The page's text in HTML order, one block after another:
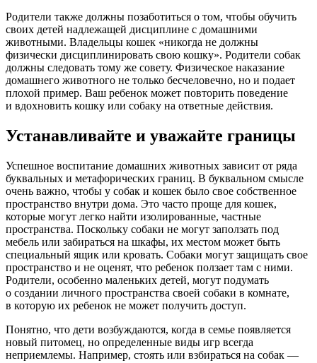
Родители также должны позаботиться о том, чтобы обучить
своих детей надлежащей дисциплине с домашними
животными. Владельцы кошек «никогда не должны
физически дисциплинировать свою кошку». Родители собак
должны следовать тому же совету. Физическое наказание
домашнего животного не только бесчеловечно, но и подает
плохой пример. Ваш ребенок может повторить поведение
и вдохновить кошку или собаку на ответные действия.
Устанавливайте и уважайте границы
Успешное воспитание домашних животных зависит от ряда
буквальных и метафорических границ. В буквальном смысле
очень важно, чтобы у собак и кошек было свое собственное
пространство внутри дома. Это часто проще для кошек,
которые могут легко найти изолированные, частные
пространства. Поскольку собаки не могут заползать под
мебель или забираться на шкафы, их местом может быть
специальный ящик или кровать. Собаки могут защищать свое
пространство и не оценят, что ребенок ползает там с ними.
Родители, особенно маленьких детей, могут подумать
о создании личного пространства своей собаки в комнате,
в которую их ребенок не может получить доступ.
Понятно, что дети возбуждаются, когда в семье появляется
новый питомец, но определенные виды игр всегда
неприемлемы. Например, стоять или взбираться на собак —